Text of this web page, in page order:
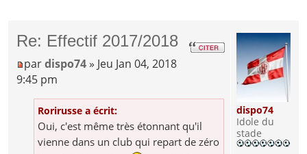
Re: Effectif 2017/2018
pardispo74 » Jeu Jan 04, 2018
9:45 pm
Rorirusse a écrit:
Oui, c'est même très étonnant qu'il
vienne dans un club qui repart de zéro
dispo74
Idole du
stade